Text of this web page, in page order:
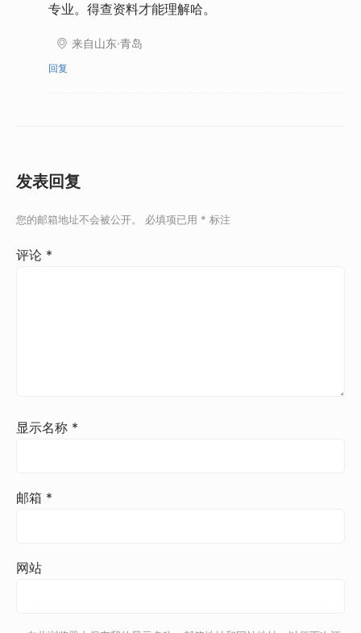
专业。得查资料才能理解哈。
来自山东·青岛
回复
发表回复
您的邮箱地址不会被公开。 必填项已用 * 标注
评论 *
显示名称 *
邮箱 *
网站